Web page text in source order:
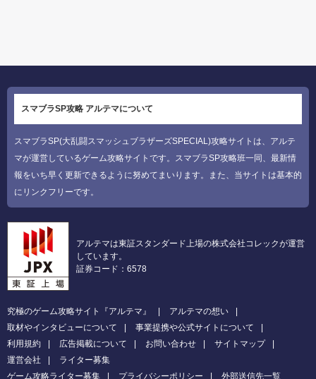
スマブラSP攻略 アルテマについて
スマブラSP(大乱闘スマッシュブラザーズSPECIAL)攻略サイトは、アルテ
マが運営しているゲーム攻略サイトです。スマブラSP攻略班一同、最新情
報をいち早く更新できるように努めてまいります。また、当サイトは基本的
にリンクフリーです。
アルテマは東証スタンダード上場の株式会社コレックが運営
しています。
証券コード：6578
究極のゲーム攻略サイト『アルテマ』
アルテマの想い
取材やインタビューについて
事業提携や公式サイトについて
利用規約
広告掲載について お問い合わせ
サイトマップ
運営会社
ライター募集
ゲーム攻略ライター募集
プライバシーポリシー 外部送信先一覧